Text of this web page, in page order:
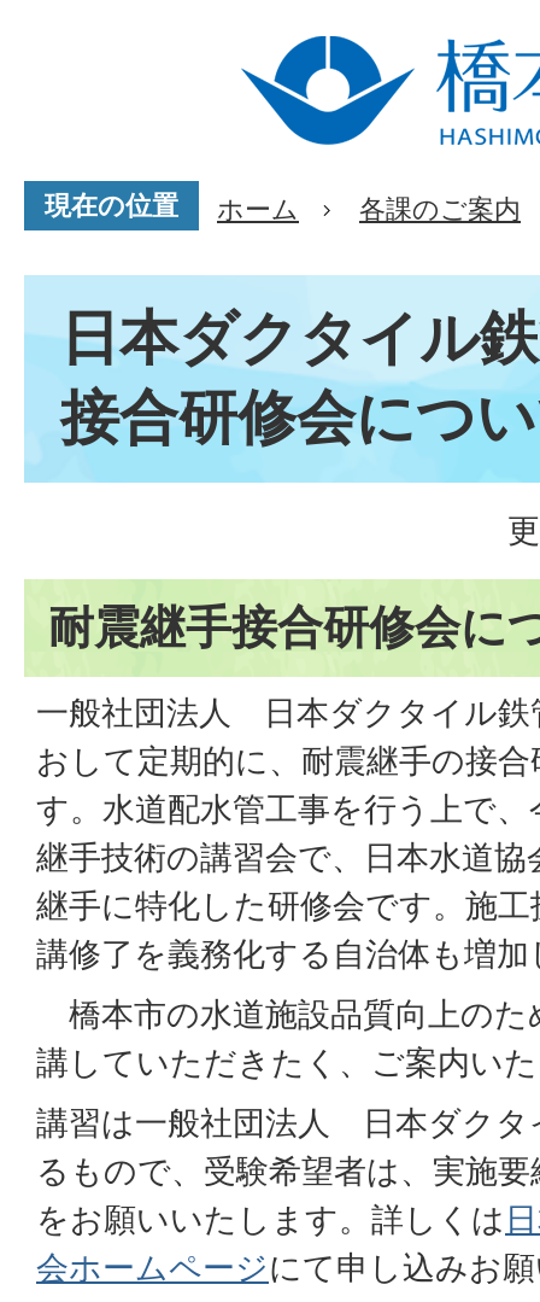
現在の位置 ホーム 各課のご案内
日本ダクタイル
接合研修会につ
耐震継手接合研修会に
一般社団法人 日本ダクタイル鉄
おして定期的に、耐震継手の接
す。水道配水管工事を行う上で
継手技術の講習会で、日本水道
継手に特化した研修会です。施
講修了を義務化する自治体も増
橋本市の水道施設品質向上のた
講していただきたく、ご案内い
講習は一般社団法人 日本ダクタ
るもので、受験希望者は、実施
をお願いいたします。詳しくは
会ホームページにて申し込みお